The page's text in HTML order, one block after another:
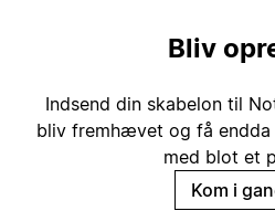
Bliv
Indsend din skabelon til
bliv fremhævet og få endda
med blot et
Kom i